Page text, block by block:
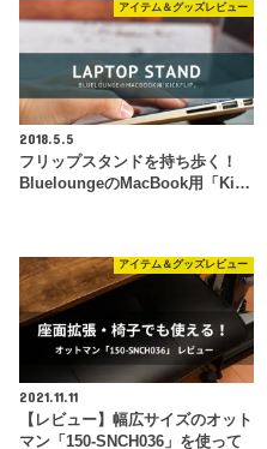
アイテム＆グッズレビュー
2018.5.5
フリップスタンドを持ち歩く！
BlueloungeのMacBook用「Ki…
アイテム＆グッズレビュー
2021.11.11
【レビュー】幅広サイズのオット
マン「150-SNCH036」を使って